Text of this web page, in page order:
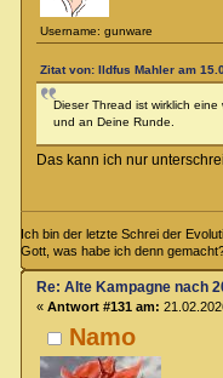
Username: gunware
Zitat von: Ildfus Mahler am
Dieser Thread ist wirklich
und an Deine Runde.
Das kann ich nur
Ich bin der letzte Schrei der
Gott, was habe ich denn
Namo
Re: Alte Kampagne nach
« Antwort #131 am: